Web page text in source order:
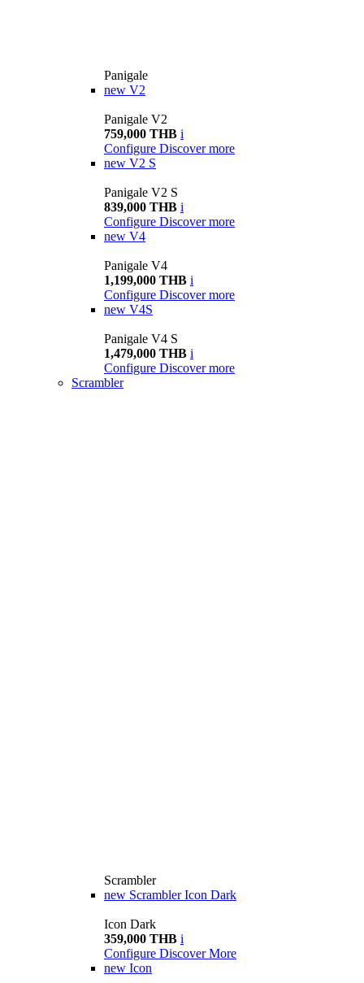
Panigale
new V2
Panigale V2
759,000 THB i
Configure Discover more
new V2 S
Panigale V2 S
839,000 THB i
Configure Discover more
new V4
Panigale V4
1,199,000 THB i
Configure Discover more
new V4S
Panigale V4 S
1,479,000 THB i
Configure Discover more
Scrambler
Scrambler
new Scrambler Icon Dark
Icon Dark
359,000 THB i
Configure Discover More
new Icon